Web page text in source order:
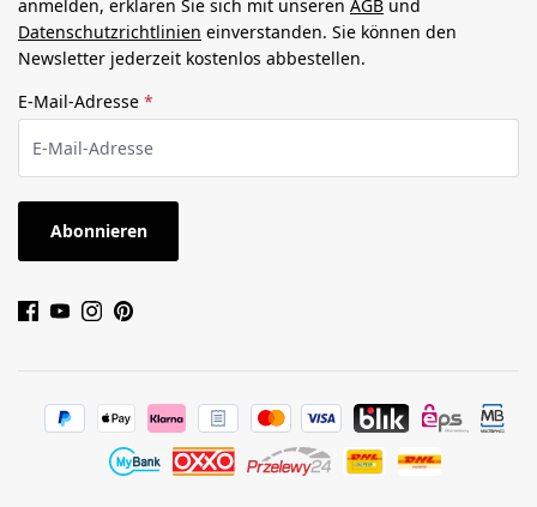
anmelden, erklären Sie sich mit unseren AGB und
Datenschutzrichtlinien einverstanden. Sie können den
Newsletter jederzeit kostenlos abbestellen.
E-Mail-Adresse *
Abonnieren